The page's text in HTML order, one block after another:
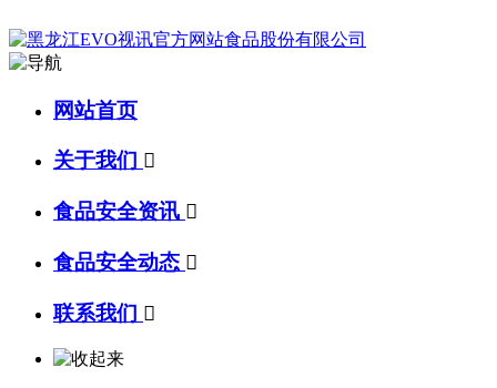
网站首页
关于我们 
食品安全资讯 
食品安全动态 
联系我们 